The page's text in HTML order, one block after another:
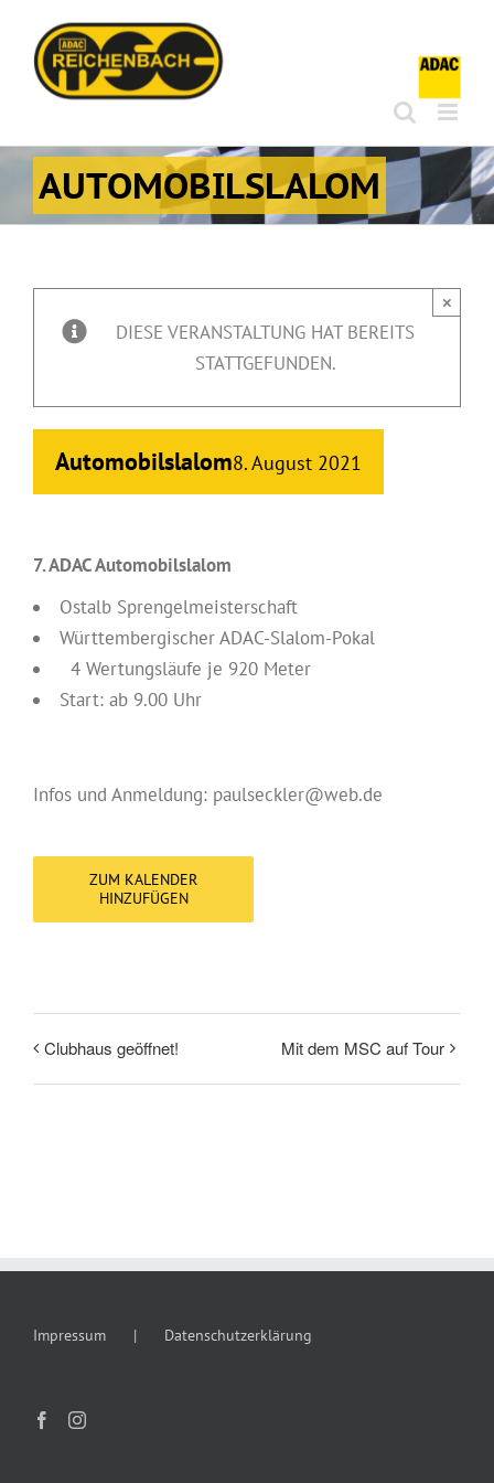
Inhalt
springen
AUTOMOBILSLALOM
DIESE VERANSTALTUNG HAT BEREITS
STATTGEFUNDEN.
×
Automobilslalom8. August 2021
7. ADAC Automobilslalom
Ostalb Sprengelmeisterschaft
Württembergischer ADAC-Slalom-Pokal
4 Wertungsläufe je 920 Meter
Start: ab 9.00 Uhr
Infos und Anmeldung: paulseckler@web.de
ZUM KALENDER
HINZUFÜGEN
Clubhaus geöffnet! Mit dem MSC auf Tour
Impressum Datenschutzerklärung